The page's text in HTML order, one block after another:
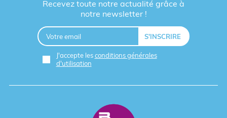
Recevez toute notre actualité grâce à
notre newsletter !
J'accepte lesconditions générales
d'utilisation